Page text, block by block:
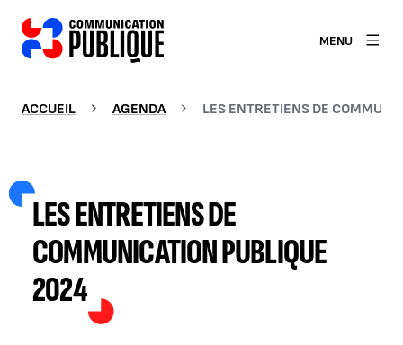
MENU
ACCUEIL AGENDA LES ENTRETIENS DE
LES ENTRETIENS DE
COMMUNICATION PUBLIQUE
2024